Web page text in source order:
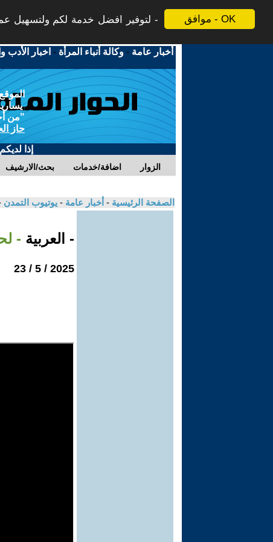
موافق - OK
لتوفير افضل خدمة لكم ولتسهيل
أخبار عامة -وكالة أنباء المرأة - اخبار الأدب
"من
حاز
إذا
بحث/الارشيف اضافة/خدمات الزوار
الصفحة الرئيسية - أخبار عامة - يوتيوب التمدن
- العربية -
2025 / 5 / 23